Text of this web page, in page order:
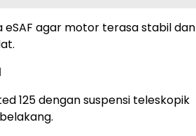
agar motor terasa stabil dan
125 dengan suspensi teleskopik